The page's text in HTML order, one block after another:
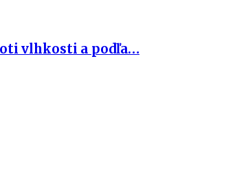
vlhkosti a podľa…